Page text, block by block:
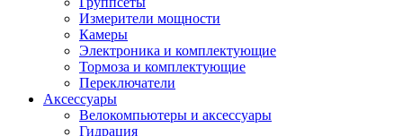
Измерители мощности
Камеры
Электроника и комплектующие
Тормоза и комплектующие
Переключатели
Аксессуары
Велокомпьютеры и аксессуары
Гидрация